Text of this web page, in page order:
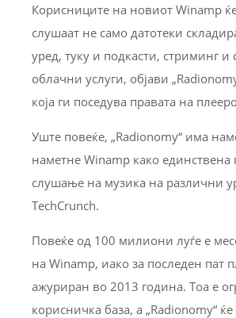
Корисниците на новиот Winamp
слушаат не само датотеки
уред, туку и подкасти, стриминг
облачни услуги, објави
која ги поседува правата на
Уште повеќе, „Radionomy“ има
наметне Winamp како единствена
слушање на музика на различни
TechCrunch.
Повеќе од 100 милиони луѓе е
на Winamp, иако за последен пат
ажуриран во 2013 година. Тоа е
корисничка база, а „Radionomy“